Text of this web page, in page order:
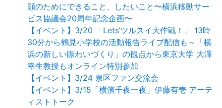
顔のためにできること、したいこと〜横浜移動サー
ビス協議会20周年記念企画〜
【イベント】3/20 「Lets’ツルスイ大作戦！」 13時
30分から鶴見小学校の活動報告ライブ配信も～「横
浜の新しい賑わいづくり」の観点から東京大学 大澤
幸生教授もオンライン特別参加
【イベント】3/24 泉区ファン交流会
【イベント】3/15「横濱千夜一夜」伊藤有壱 アーテ
ィストトーク